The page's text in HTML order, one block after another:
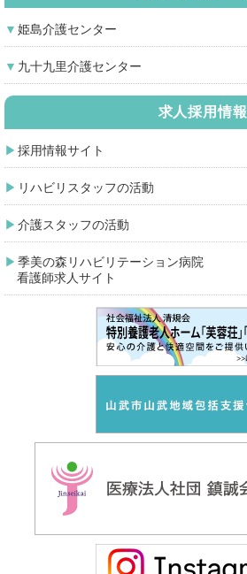
姫島介護センター
九十九里介護センター
求人採用情報
採用情報サイト
リハビリスタッフの活動
介護スタッフの活動
季美の森リハビリテーション病院
看護師求人サイト